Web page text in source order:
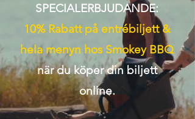
SPECIALERBJUDANDE:
10% Rabatt på entrébiljett &
hela menyn hos Smokey BBQ
när du köper din biljett
online.